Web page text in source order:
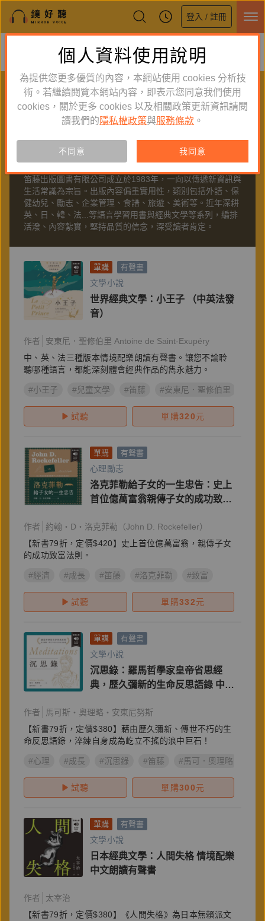
登入 / 註冊
鏡好聽全新APP上線
體驗全面升級，即刻下載
PUBLISHER
笛藤
笛藤出版圖書有限公司成立於1983年，一向以傳遞新資訊與
生活常識為宗旨。出版內容偏重實用性，類別包括外語、保
健幼兒、勵志、企業管理、食譜、旅遊、美術等。近年深耕
英、日、韓、法...等語言學習用書與經典文學等系列，編排
活潑、內容紮實，堅持品質的信念，深受讀者肯定。
單購 有聲書
文學小說
世界經典文學：小王子 （中英法發
音）
作者
安東尼．聖修伯里 Antoine de Saint-Exupéry
中、英、法三種版本情境配樂朗讀有聲書。讓您不論聆
聽哪種語言，都能深刻體會經典作品的雋永魅力。
#小王子 #兒童文學 #笛藤 #安東尼．聖修伯里
試聽 單購320元
單購 有聲書
心理勵志
洛克菲勒給子女的一生忠告：史上
首位億萬富翁親傳子女的成功致富
作者
約翰‧D‧洛克菲勒（John D. Rockefeller）
【新書79折，定價$420】史上首位億萬富翁，親傳子女
的成功致富法則。
#經濟 #成長 #笛藤 #洛克菲勒 #致富
試聽 單購332元
單購 有聲書
文學小說
沉思錄：羅馬哲學家皇帝省思經
典，歷久彌新的生命反思語錄 中文
作者
馬可斯‧奧理略‧安東尼努斯
【新書79折，定價$380】藉由歷久彌新、傳世不朽的生
命反思語錄，淬鍊自身成為屹立不搖的浪中巨石！
#心理 #成長 #沉思錄 #笛藤 #馬可．奧理略
試聽 單購300元
單購 有聲書
文學小說
日本經典文學：人間失格 情境配樂
中文朗讀有聲書
作者
太宰治
【新書79折，定價$380】《人間失格》為日本無賴派文
個人資料使用說明
為提供您更多優質的內容，本網站使用 cookies 分析技
術。若繼續閱覽本網站內容，即表示您同意我們使用
cookies，關於更多 cookies 以及相關政策更新資訊請閱
讀我們的 隱私權政策與服務條款 。
不同意 我同意